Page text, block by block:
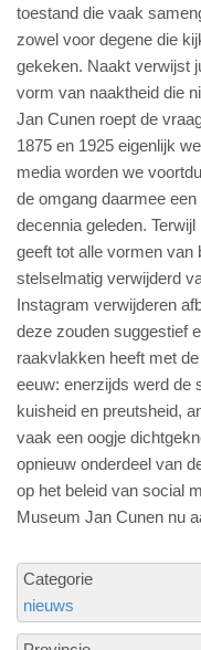
toestand die vaak
zowel voor degene die
gekeken. Naakt verwijst
vorm van naaktheid die
Jan Cunen roept de
1875 en 1925 eigenlijk
media worden we
de omgang daarmee
decennia geleden.
geeft tot alle vormen van
stelselmatig verwijderd
Instagram verwijderen
deze zouden suggestief
raakvlakken heeft met
eeuw: enerzijds werd de
kuisheid en preutsheid,
vaak een oogje
opnieuw onderdeel van
op het beleid van social
Museum Jan Cunen nu
Categorie
nieuws